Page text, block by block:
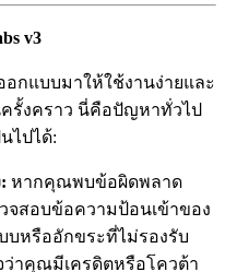
v3
อกแบบมาให้ใช้งานง่ายและ
รั้งคราว นี่คือปัญหาทั่วไป
ไปได้:
หากคุณพบข้อผิดพลาด
จสอบข้อความป้อนเข้าของ
หรืออักขระที่ไม่รองรับ
าคุณมีเครดิตหรือโควต้า